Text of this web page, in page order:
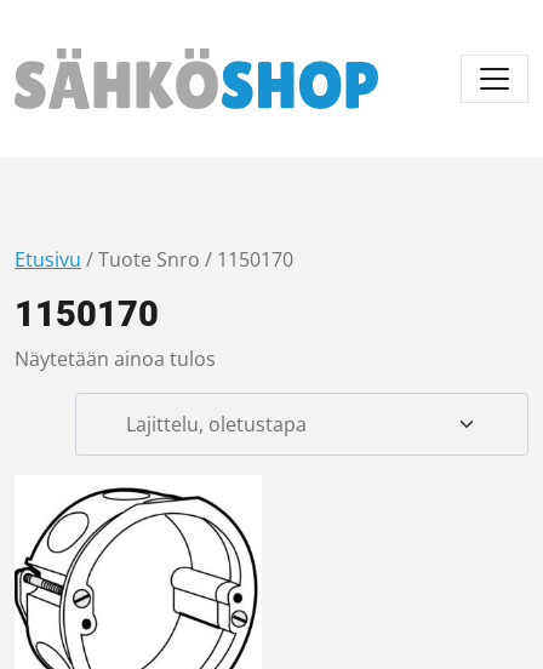
Päävalikko
Etusivu / Tuote Snro / 1150170
1150170
Näytetään ainoa tulos